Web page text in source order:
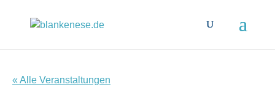
« Alle Veranstaltungen